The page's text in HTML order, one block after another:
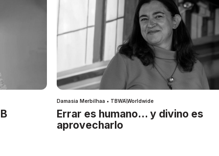
Damasia Merbilhaa • TBWA\Worldwide
Errar es humano… y divino es
aprovecharlo